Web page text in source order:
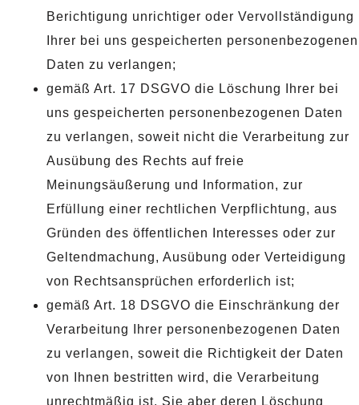
Berichtigung unrichtiger oder Vervollständigung
Ihrer bei uns gespeicherten personenbezogenen
Daten zu verlangen;
gemäß Art. 17 DSGVO die Löschung Ihrer bei
uns gespeicherten personenbezogenen Daten
zu verlangen, soweit nicht die Verarbeitung zur
Ausübung des Rechts auf freie
Meinungsäußerung und Information, zur
Erfüllung einer rechtlichen Verpflichtung, aus
Gründen des öffentlichen Interesses oder zur
Geltendmachung, Ausübung oder Verteidigung
von Rechtsansprüchen erforderlich ist;
gemäß Art. 18 DSGVO die Einschränkung der
Verarbeitung Ihrer personenbezogenen Daten
zu verlangen, soweit die Richtigkeit der Daten
von Ihnen bestritten wird, die Verarbeitung
unrechtmäßig ist, Sie aber deren Löschung